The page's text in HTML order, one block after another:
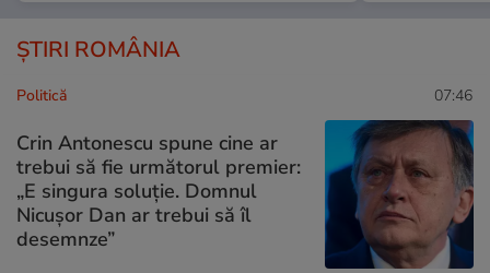
ȘTIRI ROMÂNIA
Politică 07:46
Crin Antonescu spune cine ar
trebui să fie următorul premier:
„E singura soluție. Domnul
Nicușor Dan ar trebui să îl
desemnze”